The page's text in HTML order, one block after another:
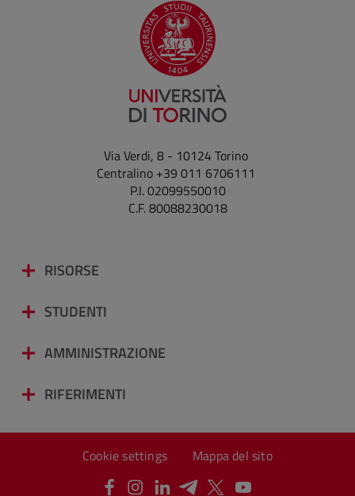
Via Verdi, 8 - 10124 Torino
Centralino +39 011 6706111
P.I. 02099550010
C.F. 80088230018
RISORSE
STUDENTI
AMMINISTRAZIONE
RIFERIMENTI
Cookie settings Mappa del sito